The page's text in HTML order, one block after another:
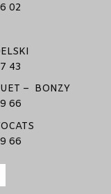
02
43
– BONZY
66
66